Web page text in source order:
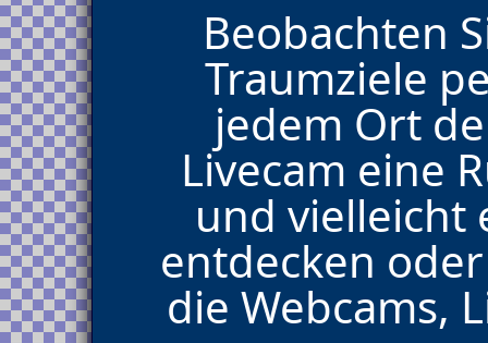
Beobachten
Traumziele
jedem Ort
Livecam eine
und vielleicht
entdecken
die Webcams,